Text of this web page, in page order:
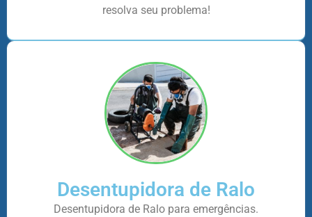
resolva seu problema!
Desentupidora de Ralo
Desentupidora de Ralo para emergências.